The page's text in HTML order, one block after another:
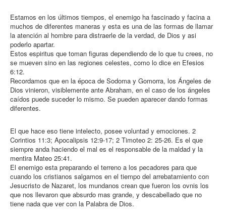
Estamos en los últimos tiempos, el enemigo ha fascinado y facina a
muchos de diferentes maneras y esta es una de las formas de llamar
la atención al hombre para distraerle de la verdad, de Dios y asi
poderlo apartar.
Estos espiritus que toman figuras dependiendo de lo que tu crees, no
se mueven sino en las regiones celestes, como lo dice en Efesios
6:12.
Recordamos que en la época de Sodoma y Gomorra, los Ángeles de
Dios vinieron, visiblemente ante Abraham, en el caso de los ángeles
caídos puede suceder lo mismo. Se pueden aparecer dando formas
diferentes.
El que hace eso tiene intelecto, posee voluntad y emociones. 2
Corintios 11:3; Apocalipsis 12:9-17; 2 Timoteo 2: 25-26. Es el que
siempre anda haciendo el mal es el responsable de la maldad y la
mentira Mateo 25:41.
El enemigo esta preparando el terreno a los pecadores para que
cuando los cristianos salgamos en el tiempo del arrebatamiento con
Jesucristo de Nazaret, los mundanos crean que fueron los ovnis los
que nos llevaron que absurdo mas grande, y descabellado que no
tiene nada que ver con la Palabra de Dios.